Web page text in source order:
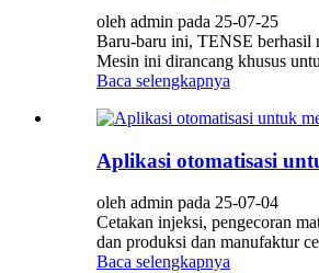
oleh admin pada 25-07-25
Baru-baru ini, TENSE berhasil
Mesin ini dirancang khusus
Baca selengkapnya
Aplikasi otomatisasi
oleh admin pada 25-07-04
Cetakan injeksi, pengecoran
dan produksi dan manufaktur
Baca selengkapnya